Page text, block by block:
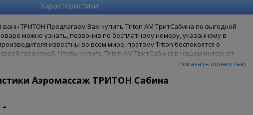
Характеристики
ТРИТОН Предлагаем Вам купить Triton АМ ТритСабина по выгодной
можно узнать, позвонив по бесплатному номеру, указанному в
известны во всем мире, поэтому Triton беспокоятся о
гарантией. Чтобы купить Triton АМ ТритСабина в нашем интернет
заказ онлайн на сайте. Доступны как полная форма оформления, так и
Показать полностью
Аэромассаж ТРИТОН Сабина